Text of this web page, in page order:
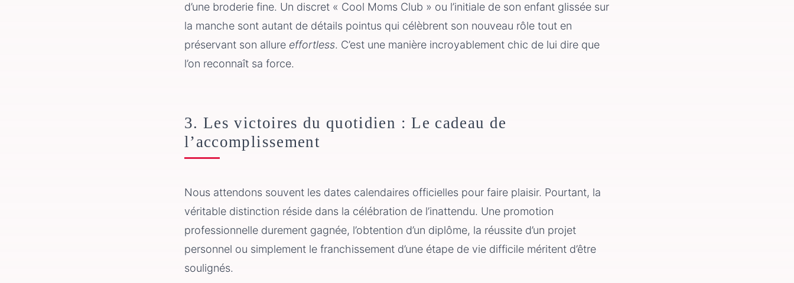
d’une broderie fine. Un discret « Cool Moms Club » ou l’initiale de son enfant glissée sur
la manche sont autant de détails pointus qui célèbrent son nouveau rôle tout en
préservant son allure effortless. C’est une manière incroyablement chic de lui dire que
l’on reconnaît sa force.
3. Les victoires du quotidien : Le cadeau de
l’accomplissement
Nous attendons souvent les dates calendaires officielles pour faire plaisir. Pourtant, la
véritable distinction réside dans la célébration de l’inattendu. Une promotion
professionnelle durement gagnée, l’obtention d’un diplôme, la réussite d’un projet
personnel ou simplement le franchissement d’une étape de vie difficile méritent d’être
soulignés.